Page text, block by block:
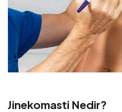
Jinekomasti Nedir?